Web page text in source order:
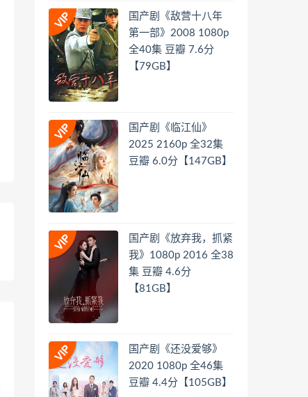
国产剧《敌营十八年
第一部》2008 1080p
全40集 豆瓣 7.6分
【79GB】
国产剧《临江仙》
2025 2160p 全32集
豆瓣 6.0分【147GB】
国产剧《放弃我，抓紧
我》1080p 2016 全38
集 豆瓣 4.6分
【81GB】
国产剧《还没爱够》
2020 1080p 全46集
豆瓣 4.4分【105GB】